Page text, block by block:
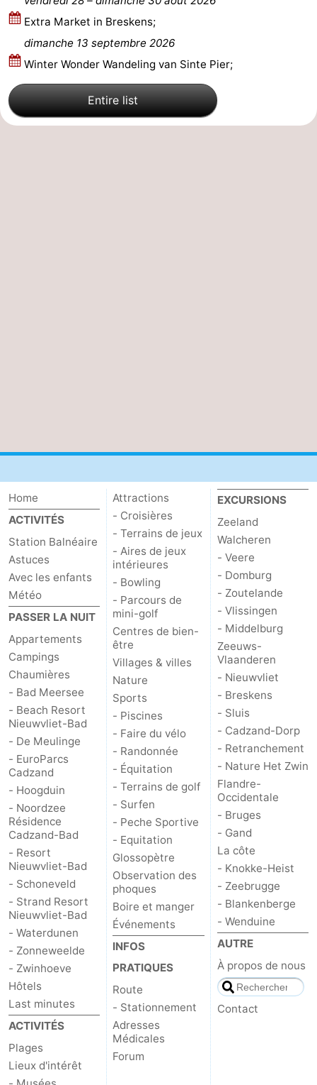
Nieuwvliet
Breskens
-
Sluis
-
Cadzand-
-
Extra Market in Breskens;
dimanche 13 septembre 2026
Winter Wonder Wandeling van Sinte Pier;
Entire list
Home
ACTIVITÉS
Station Balnéaire
Astuces
Avec les enfants
Météo
PASSER LA NUIT
Appartements
Campings
Chaumières
- Bad Meersee
- Beach Resort
Nieuwvliet-Bad
- De Meulinge
- EuroParcs
Cadzand
- Hoogduin
- Noordzee
Résidence
Cadzand-Bad
- Resort
Nieuwvliet-Bad
- Schoneveld
- Strand Resort
Nieuwvliet-Bad
- Waterdunen
- Zonneweelde
- Zwinhoeve
Hôtels
Last minutes
ACTIVITÉS
Plages
Lieux d'intérêt
Attractions
- Croisières
- Terrains de jeux
- Aires de jeux
intérieures
- Bowling
- Parcours de
mini-golf
Centres de bien-
être
Villages & villes
Nature
Sports
- Piscines
- Faire du vélo
- Randonnée
- Équitation
- Terrains de golf
- Surfen
- Peche Sportive
- Equitation
Glossopètre
Observation des
phoques
Boire et manger
Événements
INFOS
PRATIQUES
Route
- Stationnement
Adresses
Médicales
Forum
EXCURSIONS
Zeeland
Walcheren
- Veere
- Domburg
- Zoutelande
- Vlissingen
- Middelburg
Zeeuws-
Vlaanderen
- Nieuwvliet
- Breskens
- Sluis
- Cadzand-Dorp
- Retranchement
- Nature Het Zwin
Flandre-
Occidentale
- Bruges
- Gand
La côte
- Knokke-Heist
- Zeebrugge
- Blankenberge
- Wenduine
AUTRE
À propos de nous
Contact